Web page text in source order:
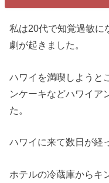
私は20代で知覚過敏に
劇が起きました。
ハワイを満喫しようと
ンケーキなどハワイア
た。
ハワイに来て数日が経
ホテルの冷蔵庫からキ